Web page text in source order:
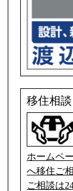
移住相談
ホームペ
へ移住ご
ご相談は